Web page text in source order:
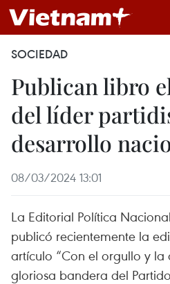
SOCIEDAD
Publican libro
del líder
desarrollo
08/03/2024 13:01
La Editorial Política
publicó recientemente la
artículo “Con el orgullo y
gloriosa bandera del